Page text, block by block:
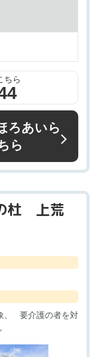
ちら
ろあいら
ら
杜 上荒
要介護の者を対